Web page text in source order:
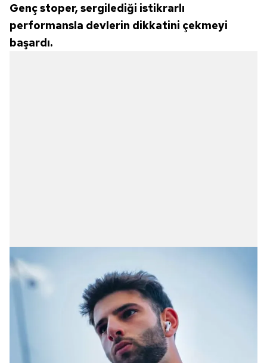
Genç stoper, sergilediği istikrarlı
performansla devlerin dikkatini çekmeyi
başardı.